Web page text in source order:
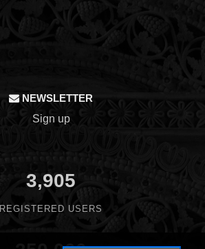
NEWSLETTER
Sign up
3,905
REGISTERED USERS